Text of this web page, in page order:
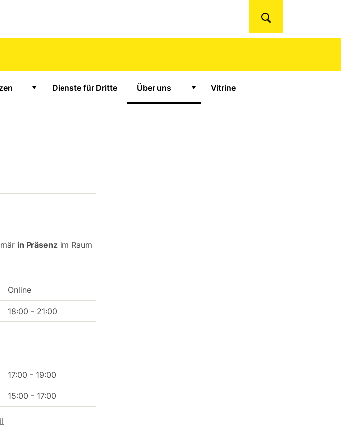
Zeige Untermenü für "Kurse und Konferenzen"
Dienste für Dritte Über uns
Zeige Untermenü für "Über uns"
Vitrine
in Präsenz im Raum
Online
18:00 – 21:00
17:00 – 19:00
15:00 – 17:00